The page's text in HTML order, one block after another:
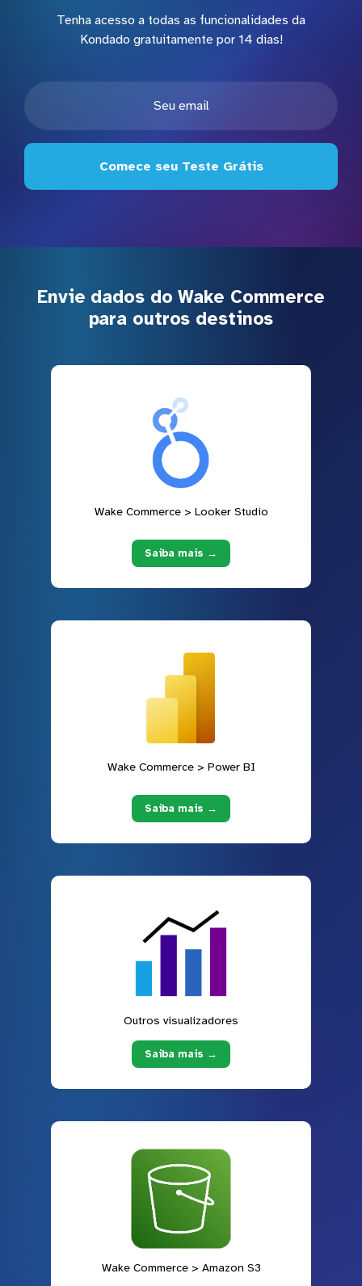
Tenha acesso a todas as funcionalidades da
Kondado gratuitamente por 14 dias!
Comece seu Teste Grátis
Envie dados do Wake Commerce
para outros destinos
Wake Commerce > Looker Studio
Saiba mais →
Wake Commerce > Power BI
Saiba mais →
Outros visualizadores
Saiba mais →
Wake Commerce > Amazon S3